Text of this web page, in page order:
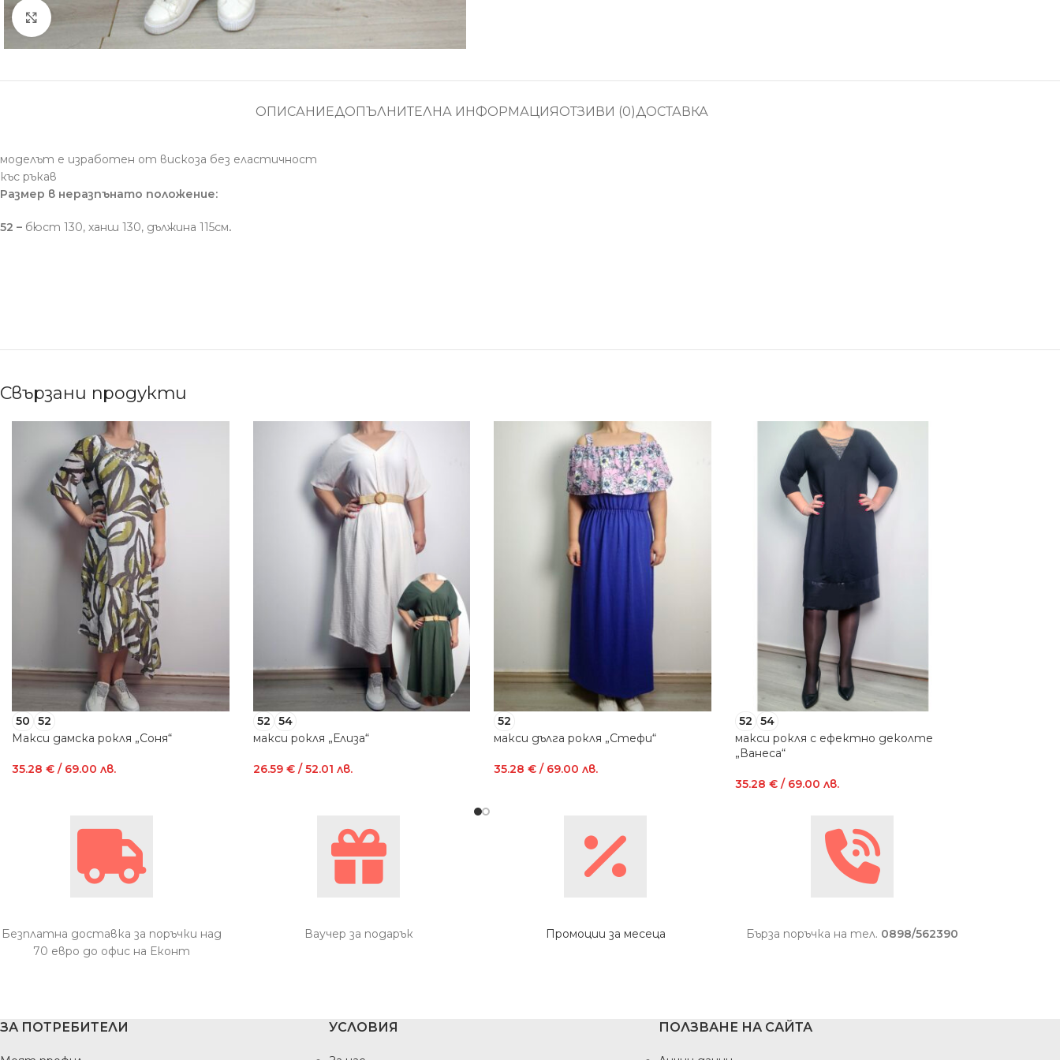
Увеличение
ОПИСАНИЕДОПЪЛНИТЕЛНА ИНФОРМАЦИЯ ОТЗИВИ (0)ДОСТАВКА
моделът е изработен от вискоза без еластичност
къс ръкав
Размер в неразпънато положение:
52 – бюст 130, ханш 130, дължина 115см.
Свързани продукти
50
52
Макси дамска рокля „Соня“
35.28 € / 69.00 лв.
52
54
макси рокля „Елиза“
26.59 €/ 52.01 лв.
52
макси дълга рокля „Стефи“
35.28 € / 69.00 лв.
52
54
макси рокля с ефектно деколте
„Ванеса“
35.28 €/ 69.00 лв.
Безплатна доставка за поръчки над
70 евро до офис на Еконт
Ваучер за подарък Промоции за месеца Бърза поръчка на тел. 0898/562390
ЗА ПОТРЕБИТЕЛИ УСЛОВИЯ ПОЛЗВАНЕ НА САЙТА